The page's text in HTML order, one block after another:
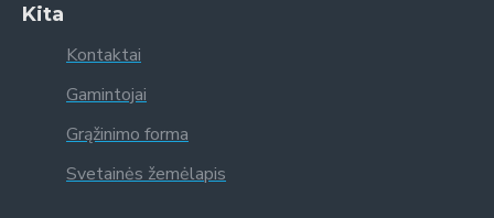
Kita
Kontaktai
Gamintojai
Grąžinimo forma
Svetainės žemėlapis